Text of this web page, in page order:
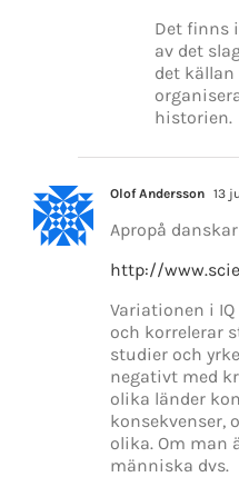
Det finns
av det
det
historien.
Olof Andersson 13
Apropå
http://
Variationen i
och korrelerar
studier och
negativt med
olika länder
konsekvenser,
olika. Om man
människa dvs.